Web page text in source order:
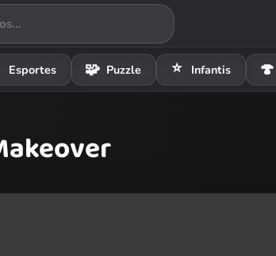
Esportes 🧩 Puzzle ⭐ Infantis 🍄